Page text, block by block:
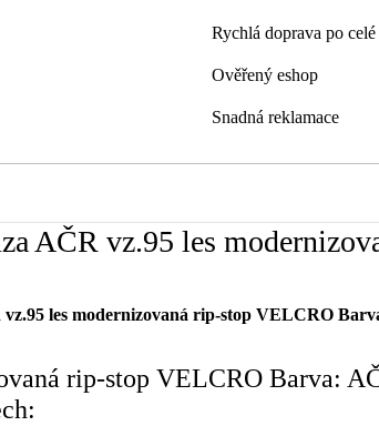
Rychlá doprava po celé
Ověřený eshop
Snadná reklamace
AČR vz.95 les
les modernizovaná rip-stop VELCRO
rip-stop VELCRO Barva: